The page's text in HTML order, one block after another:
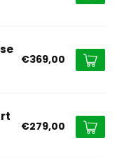
€369,00
€279,00